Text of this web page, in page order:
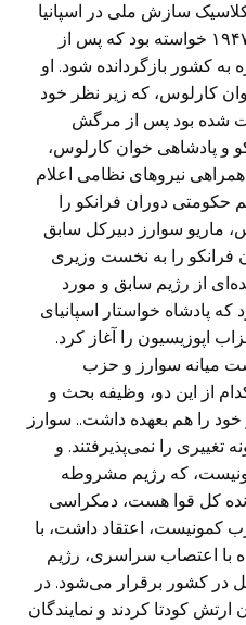
سازش ملی در اسپانیا
صورت گرفت. فرانکو از سال ۱۹۴۷ خواسته بود که پس از
کشور بازگردانده شود. او
خوان کارلوس، که زیر نظر خود
شده بود پس از مرگش
و پادشاهی خوان کارلوس،
نیروهای نظامی اعلام
حکومتی دوران فرانکو را
ماریو سوارز دبیرکل سابق
را به نخست وزیری
از رژیم سابق و مورد
که پادشاه خواستار اسپانیای
اپوزیسیون را آغاز کرد.
میانه سوارز و حزب
از این دو، وظیفه بحث و
خود را هم بعهده داشت.. سوارز
تغییری را نمی‌پذیرفتند. و
که رژیم مشروطه
کل قوا هست، دمکراسی
اعتقاد داشت، با
با اعتصاب سراسری، رژیم
کشور برقرار می‌شود. در
ارتش کودتا کردند و نمایندگان